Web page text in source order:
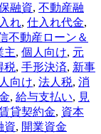
融資, 不動産融
れ, 仕入れ代金,
不動産ローン＆
主, 個人向け, 元
税, 手形決済, 新事
向け, 法人税, 消
, 給与支払い, 見
貸契約金, 資本
資, 開業資金